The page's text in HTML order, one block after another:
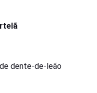
dente-de-leão